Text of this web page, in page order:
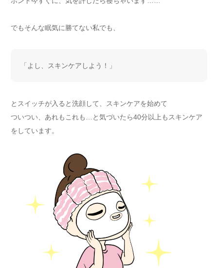
でもそんな眠気に勝てない私でも、
「よし、スキンケアしよう！」
とスイッチが入ると洗顔して、スキンケアを始めて
ついつい、あれもこれも…と気づいたら40分以上もスキンケア
をしています。